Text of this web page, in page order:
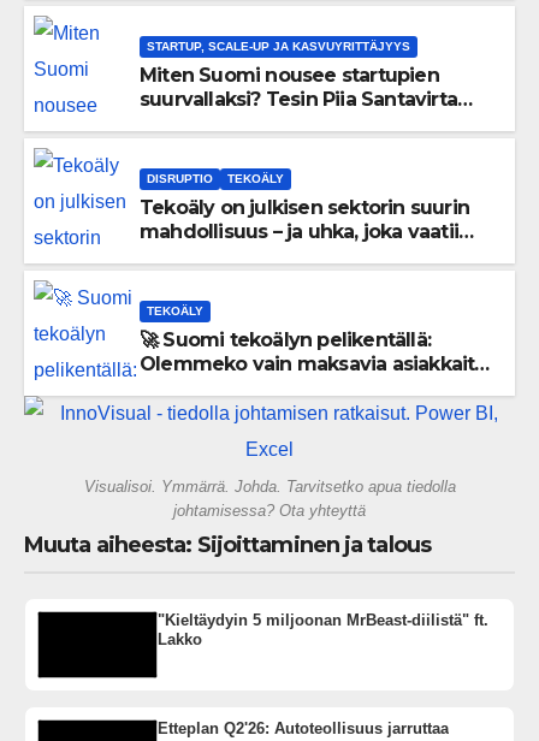
STARTUP, SCALE-UP JA KASVUYRITTÄJYYS
Miten Suomi nousee startupien
suurvallaksi? Tesin Piia Santavirta
DISRUPTIO TEKOÄLY
Tekoäly on julkisen sektorin suurin
mahdollisuus – ja uhka, joka vaatii
TEKOÄLY
🚀 Suomi tekoälyn pelikentällä:
Olemmeko vain maksavia asiakkaita
gigatehtaan?
Visualisoi. Ymmärrä. Johda. Tarvitsetko apua tiedolla
johtamisessa? Ota yhteyttä
Muuta aiheesta: Sijoittaminen ja talous
"Kieltäydyin 5 miljoonan MrBeast-diilistä" ft.
Lakko
Etteplan Q2'26: Autoteollisuus jarruttaa